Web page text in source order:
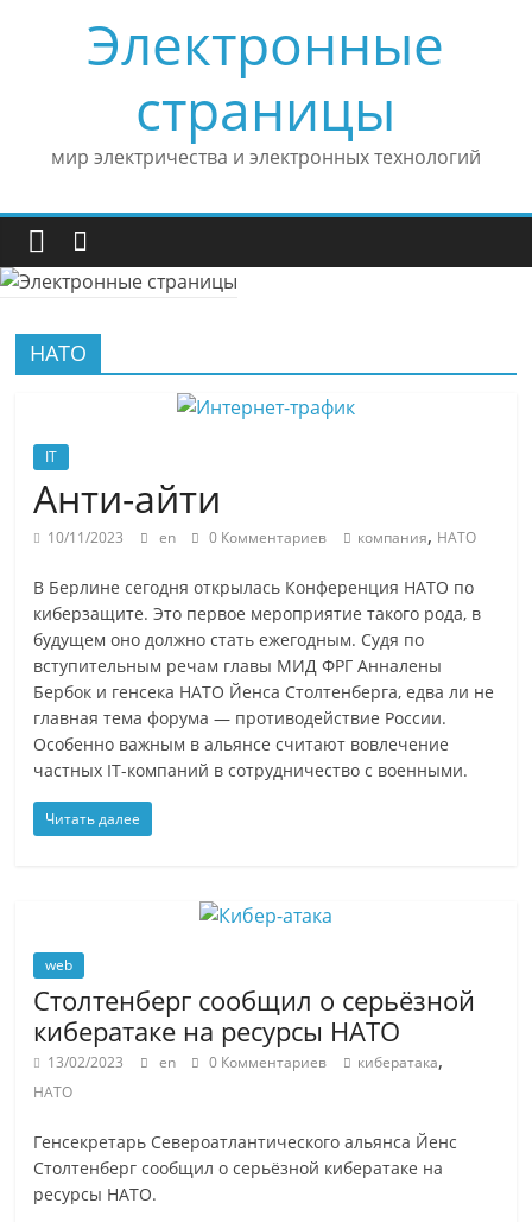
Электронные
страницы
мир электричества и электронных технологий
НАТО
IT
Анти-айти
10/11/2023 en 0 Комментариев компания, НАТО
В Берлине сегодня открылась Конференция НАТО по
киберзащите. Это первое мероприятие такого рода, в
будущем оно должно стать ежегодным. Судя по
вступительным речам главы МИД ФРГ Анналены
Бербок и генсека НАТО Йенса Столтенберга, едва ли не
главная тема форума — противодействие России.
Особенно важным в альянсе считают вовлечение
частных IT-компаний в сотрудничество с военными.
Читать далее
web
Столтенберг сообщил о серьёзной
кибератаке на ресурсы НАТО
13/02/2023 en 0 Комментариев кибератака,
НАТО
Генсекретарь Североатлантического альянса Йенс
Столтенберг сообщил о серьёзной кибератаке на
ресурсы НАТО.